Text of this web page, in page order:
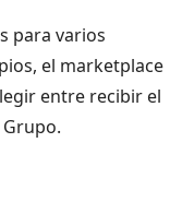
para varios
el marketplace
entre recibir el